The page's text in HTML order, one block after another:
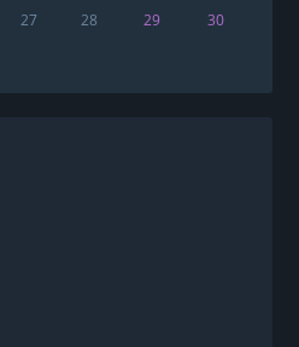
27 28 29
30